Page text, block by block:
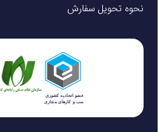
نحوه تحویل سفارش